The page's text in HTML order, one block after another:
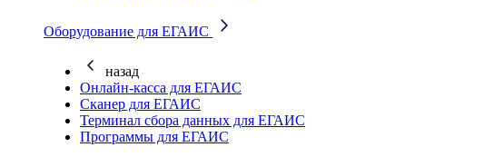
Оборудование для ЕГАИС
назад
Онлайн-касса для ЕГАИС
Сканер для ЕГАИС
Терминал сбора данных для ЕГАИС
Программы для ЕГАИС